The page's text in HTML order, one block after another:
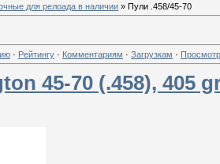
для релоада в наличии » Пули .458/45-70
· Рейтингу · Комментариям · Загрузкам ·
45-70 (.458), 405